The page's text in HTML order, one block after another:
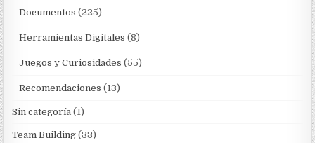
Documentos (225)
Herramientas Digitales (8)
Juegos y Curiosidades (55)
Recomendaciones (13)
Sin categoría (1)
Team Building (33)